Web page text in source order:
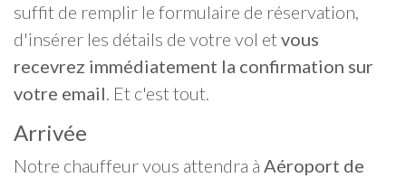
suffit de remplir le formulaire de réservation,
d'insérer les détails de votre vol et vous
recevrez immédiatement la confirmation sur
votre email. Et c'est tout.
Arrivée
Notre chauffeur vous attendra à Aéroport de